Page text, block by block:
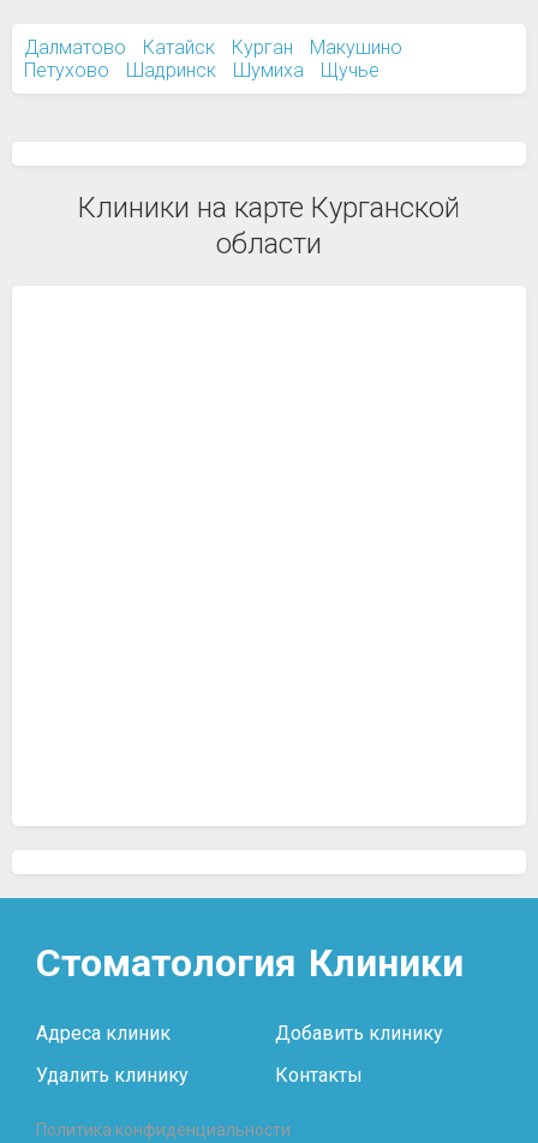
Далматово Катайск Курган
Макушино
Петухово
Шадринск Шумиха Щучье
Клиники на карте Курганской
области
Стоматология Клиники
Адреса клиник
Добавить клинику
Удалить клинику
Контакты
Политика конфиденциальности